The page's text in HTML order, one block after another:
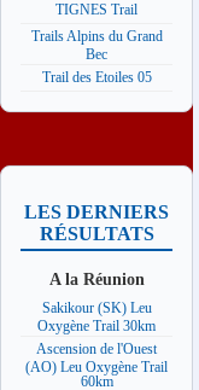
TIGNES Trail
Trails Alpins du Grand
Bec
Trail des Etoiles 05
LES DERNIERS
RÉSULTATS
A la Réunion
Sakikour (SK) Leu
Oxygène Trail 30km
Ascension de l'Ouest
(AO) Leu Oxygène Trail
60km